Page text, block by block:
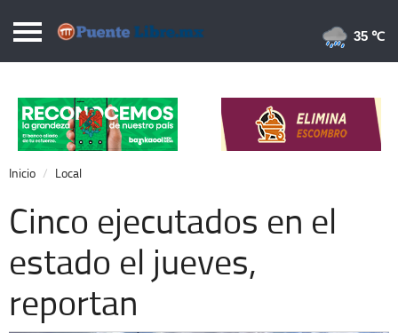
Puentelibre.mx
Local
Nacional
Opinión
Cronos
Economía
Deportes
35 ℃
Inicio Local
Cinco ejecutados en el
estado el jueves,
reportan